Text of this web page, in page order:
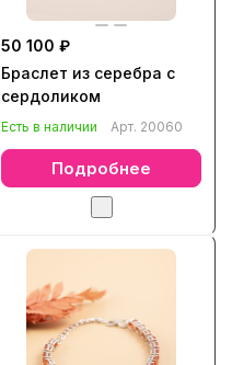
50 100 ₽
Браслет из серебра с
сердоликом
Есть в наличии Арт. 20060
Подробнее